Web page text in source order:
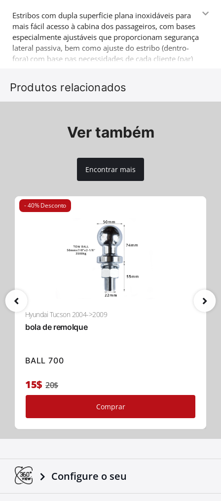
Estribos com dupla superfície plana inoxidáveis para
mais fácil acesso à cabina dos passageiros, com bases
especialmente ajustáveis que proporcionam segurança
lateral passiva, bem como ajuste do estribo (dentro-
fora) com base nas necessidades de cada cliente (par)
produto 4x4 que vem complementar a gama de
acessórios de reconhecido sucesso da companhia
Tessera4x4.
Produtos relacionados
Ver também
Encontrar mais
- 40% Desconto
Hyundai Tucson 2004->2009
bola de remolque
BALL 700
15$ 20$
Comprar
Configure o seu